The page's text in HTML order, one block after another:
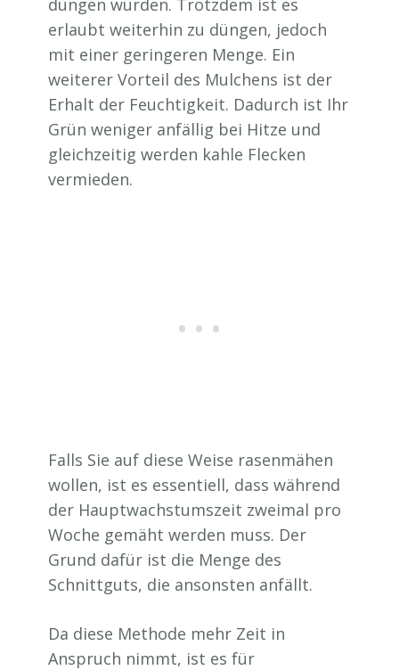
düngen würden. Trotzdem ist es
erlaubt weiterhin zu düngen, jedoch
mit einer geringeren Menge. Ein
weiterer Vorteil des Mulchens ist der
Erhalt der Feuchtigkeit. Dadurch ist Ihr
Grün weniger anfällig bei Hitze und
gleichzeitig werden kahle Flecken
vermieden.
Falls Sie auf diese Weise rasenmähen
wollen, ist es essentiell, dass während
der Hauptwachstumszeit zweimal pro
Woche gemäht werden muss. Der
Grund dafür ist die Menge des
Schnittguts, die ansonsten anfällt.
Da diese Methode mehr Zeit in
Anspruch nimmt, ist es für